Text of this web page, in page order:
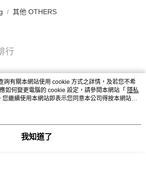
其他 OTHERS
行
詢有關本網站使用 cookie 方式之詳情，及若您不希
如何變更電腦的 cookie 設定，請參閱本網站「 隱私
您繼續使用本網站即表示您同意本公司得按本網站使
。
我知道了